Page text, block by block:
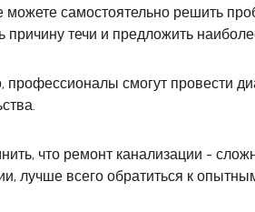
самостоятельно решить
причину течи и предложить
профессионалы смогут провести
что ремонт канализации -
лучше всего обратиться к